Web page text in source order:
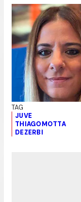
JUVE
THIAGOMOTTA
DEZERBI